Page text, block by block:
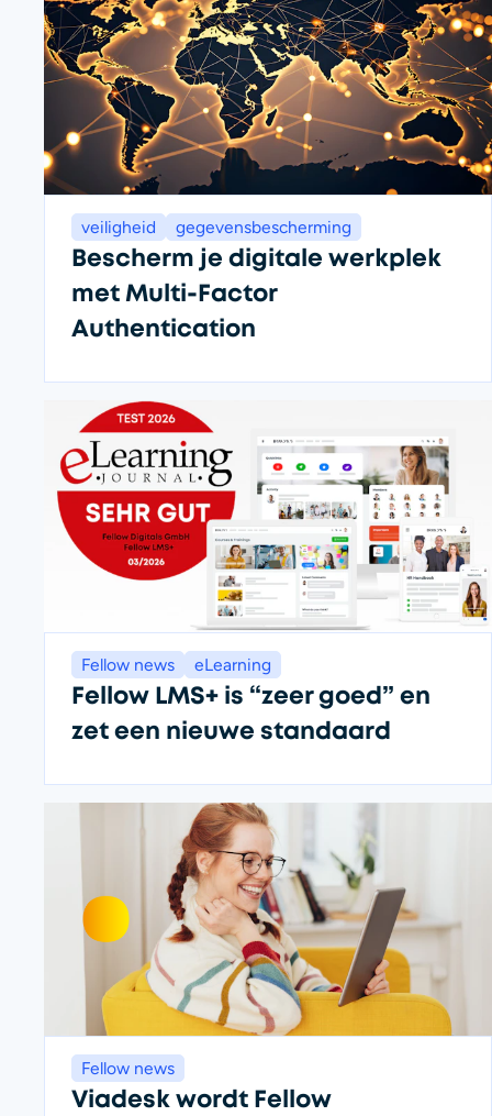
veiligheid gegevensbescherming
Bescherm je digitale werkplek
met Multi-Factor
Authentication
Fellow news eLearning
Fellow LMS+ is “zeer goed” en
zet een nieuwe standaard
Fellow news
Viadesk wordt Fellow